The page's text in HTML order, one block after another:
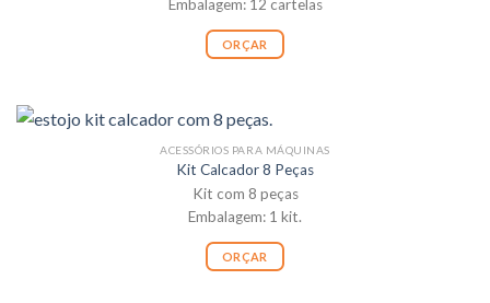
Embalagem: 12 cartelas
ORÇAR
ACESSÓRIOS PARA MÁQUINAS
Kit Calcador 8 Peças
Kit com 8 peças
Embalagem: 1 kit.
ORÇAR